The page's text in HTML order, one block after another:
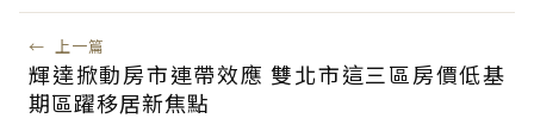
← 上一篇
輝達掀動房市連帶效應 雙北市這三區房價低基
期區躍移居新焦點